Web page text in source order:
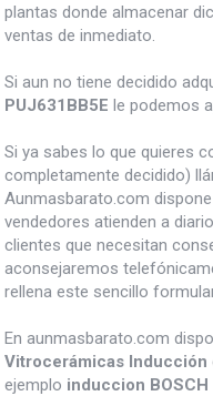
plantas donde almacenar
ventas de inmediato.
Si aun no tiene decidido
PUJ631BB5E le podemos
Si ya sabes lo que quieres
completamente decidido)
Aunmasbarato.com
vendedores atienden a
clientes que necesitan
aconsejaremos
rellena este sencillo
En aunmasbarato.com
Vitrocerámicas Inducción
ejemplo induccion BOSCH